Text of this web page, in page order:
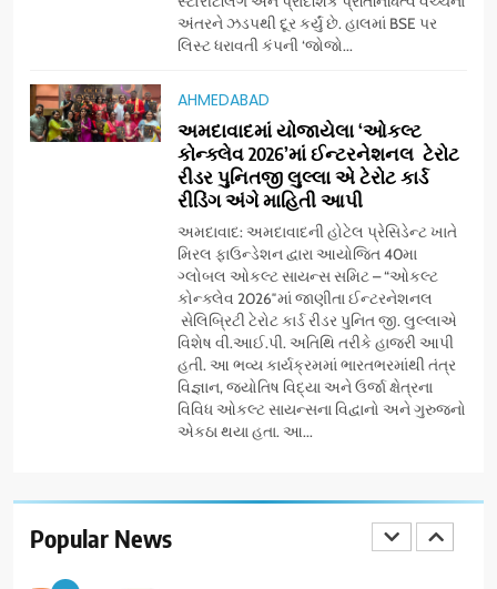
અંતરને ઝડપથી દૂર કર્યું છે. હાલમાં BSE પર
લિસ્ટ ધરાવતી કંપની ‘જોજો...
AHMEDABAD
અમદાવાદમાં યોજાયેલા ‘ઓકલ્ટ
કોન્ક્લેવ 2026’માં ઈન્ટરનેશનલ ટેરોટ
રીડર પુનિતજી લુલ્લા એ ટેરોટ કાર્ડ
રીડિંગ અંગે માહિતી આપી
અમદાવાદ: અમદાવાદની હોટેલ પ્રેસિડેન્ટ ખાતે
મિરલ ફાઉન્ડેશન દ્વારા આયોજિત 40મા
ગ્લોબલ ઓકલ્ટ સાયન્સ સમિટ – “ઓકલ્ટ
કોન્ક્લેવ 2026″માં જાણીતા ઈન્ટરનેશનલ
સેલિબ્રિટી ટેરોટ કાર્ડ રીડર પુનિત જી. લુલ્લાએ
વિશેષ વી.આઈ.પી. અતિથિ તરીકે હાજરી આપી
હતી. આ ભવ્ય કાર્યક્રમમાં ભારતભરમાંથી તંત્ર
વિજ્ઞાન, જ્યોતિષ વિદ્યા અને ઉર્જા ક્ષેત્રના
વિવિધ ઓકલ્ટ સાયન્સના વિદ્વાનો અને ગુરુજનો
એકઠા થયા હતા. આ...
Popular News
‘ગેટ સેટ ગો’ નું પાવર-પેક્ડ ટ્રેલર
આ ફિલ્મમાં હાઇ-ટેક VFX જોવા
મળશે
ENTERTAINMENT
અમદાવાદમાં ભારે વરસાદ વચ્ચે
ફિલ્મ ‘ગેટ સેટ ગો’ની ‘ટીમ
ચિરંજીવી’ માનવતાના કાર્ય માટે
આગળ આવી: ગુલબાઈ ટેકરાના
પ્રભાવિત પરિવારોને ફૂડ પેકેટ્સ
અને પીવાના પાણીનું વિતરણ કર્યું
AHMEDABAD CSR
ડો. મિતાલી નાગ (આર્ક ઇવેન્ટ્સ)
દ્વારા કિશોર કુમારની જન્મજયંતિ
નિમિત્તે સંગીતમય શ્રદ્ધાંજલિ
AHMEDABAD
ગુજરાતી OTT પ્લેટફોર્મ ‘જોજો’
(JOJO) નો વિશ્વભરમાં દબદબો